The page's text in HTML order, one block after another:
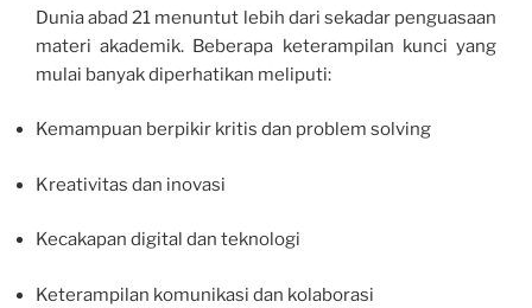
Dunia abad 21 menuntut lebih dari sekadar penguasaan
materi akademik. Beberapa keterampilan kunci yang
mulai banyak diperhatikan meliputi:
Kemampuan berpikir kritis dan problem solving
Kreativitas dan inovasi
Kecakapan digital dan teknologi
Keterampilan komunikasi dan kolaborasi